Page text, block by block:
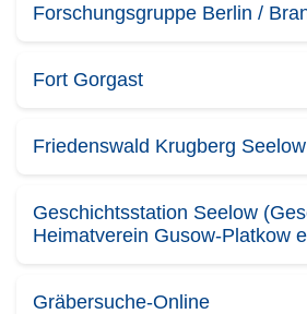
Forschungsgruppe Berlin /
Fort Gorgast
Friedenswald Krugberg Seelow
Geschichtsstation Seelow
Heimatverein Gusow-Platkow
Gräbersuche-Online